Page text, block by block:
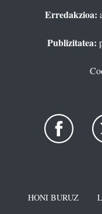
Erredakzioa:
Publizitatea:
HONI BURUZ